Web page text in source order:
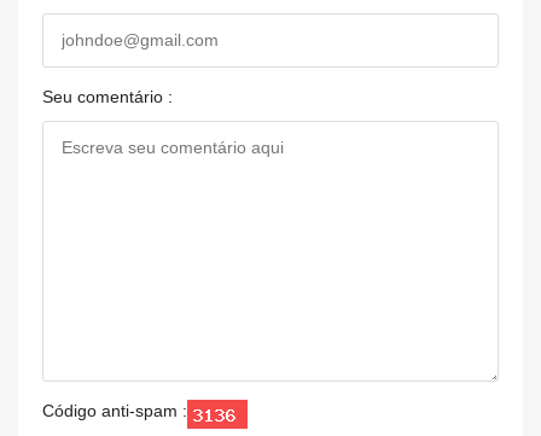
Seu comentário :
Código anti-spam :